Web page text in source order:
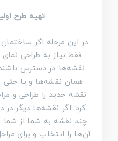
تهیه طرح
در این مرحله اگر
فقط نیاز به طراحی
نقشه‌ها در دسترس
همان نقشه‌ها و یا حتی
نقشه جدید را طراحی و
کرد. اگر نقشه‌ها دیگر در
چند نقشه به شما از
آن‌ها را انتخاب و برای